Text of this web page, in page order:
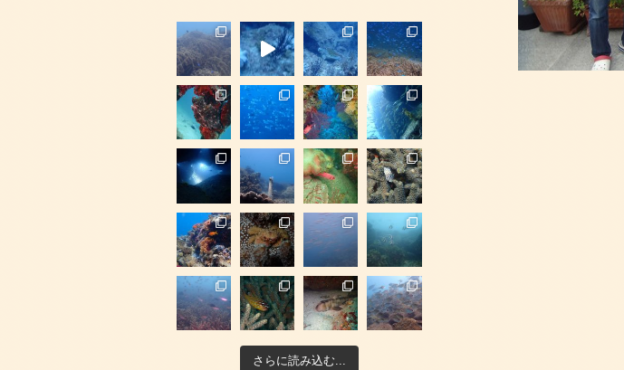
さらに読み込む...